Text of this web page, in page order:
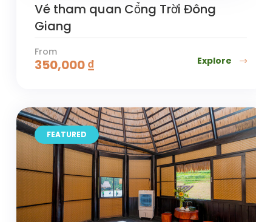
Vé tham quan Cổng Trời Đông
Giang
From
350,000₫ Explore
FEATURED